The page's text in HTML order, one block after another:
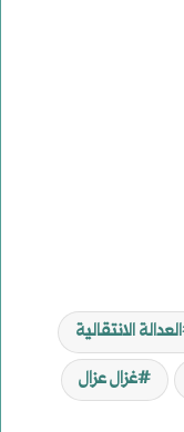
العدالة الانتقالية
غزال عزال